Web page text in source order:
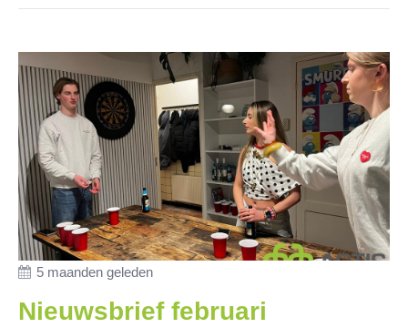
5 maanden geleden
Nieuwsbrief februari